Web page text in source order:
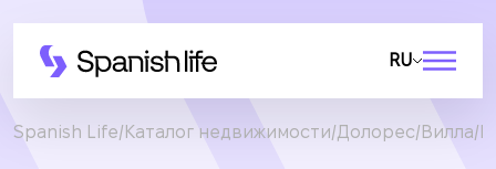
RU
Spanish Life Каталог недвижимости Долорес Вилла